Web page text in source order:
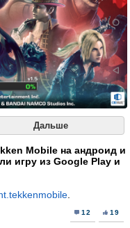
Дальше
Mobile на андроид и
игру из Google Play и
12 19